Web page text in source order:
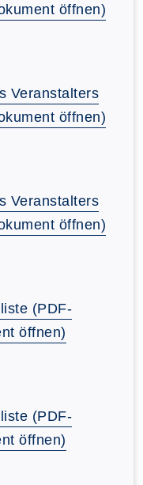
öffnen)
Veranstalters
öffnen)
Veranstalters
öffnen)
(PDF-
öffnen)
(PDF-
öffnen)